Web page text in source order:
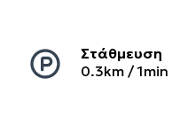
Στάθμευση
0.3km /1min